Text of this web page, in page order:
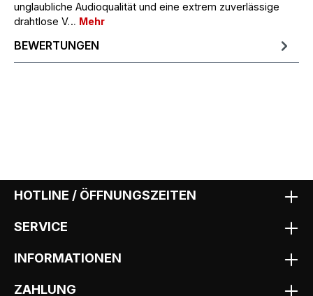
unglaubliche Audioqualität und eine extrem zuverlässige
drahtlose V… Mehr
BEWERTUNGEN
HOTLINE / ÖFFNUNGSZEITEN
SERVICE
INFORMATIONEN
ZAHLUNG